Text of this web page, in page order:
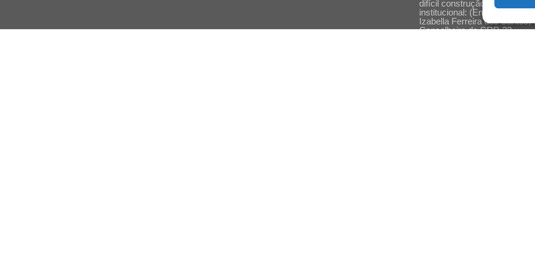
difícil construção do
institucional: (En)cena
Izabella Ferreira dos Santos,
Conselheira do CRP-23